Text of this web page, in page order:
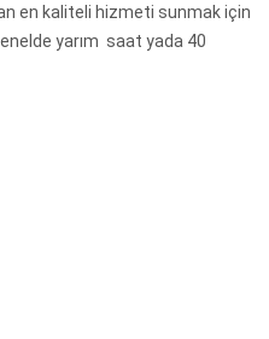
en kaliteli hizmeti sunmak için
yarım saat yada 40